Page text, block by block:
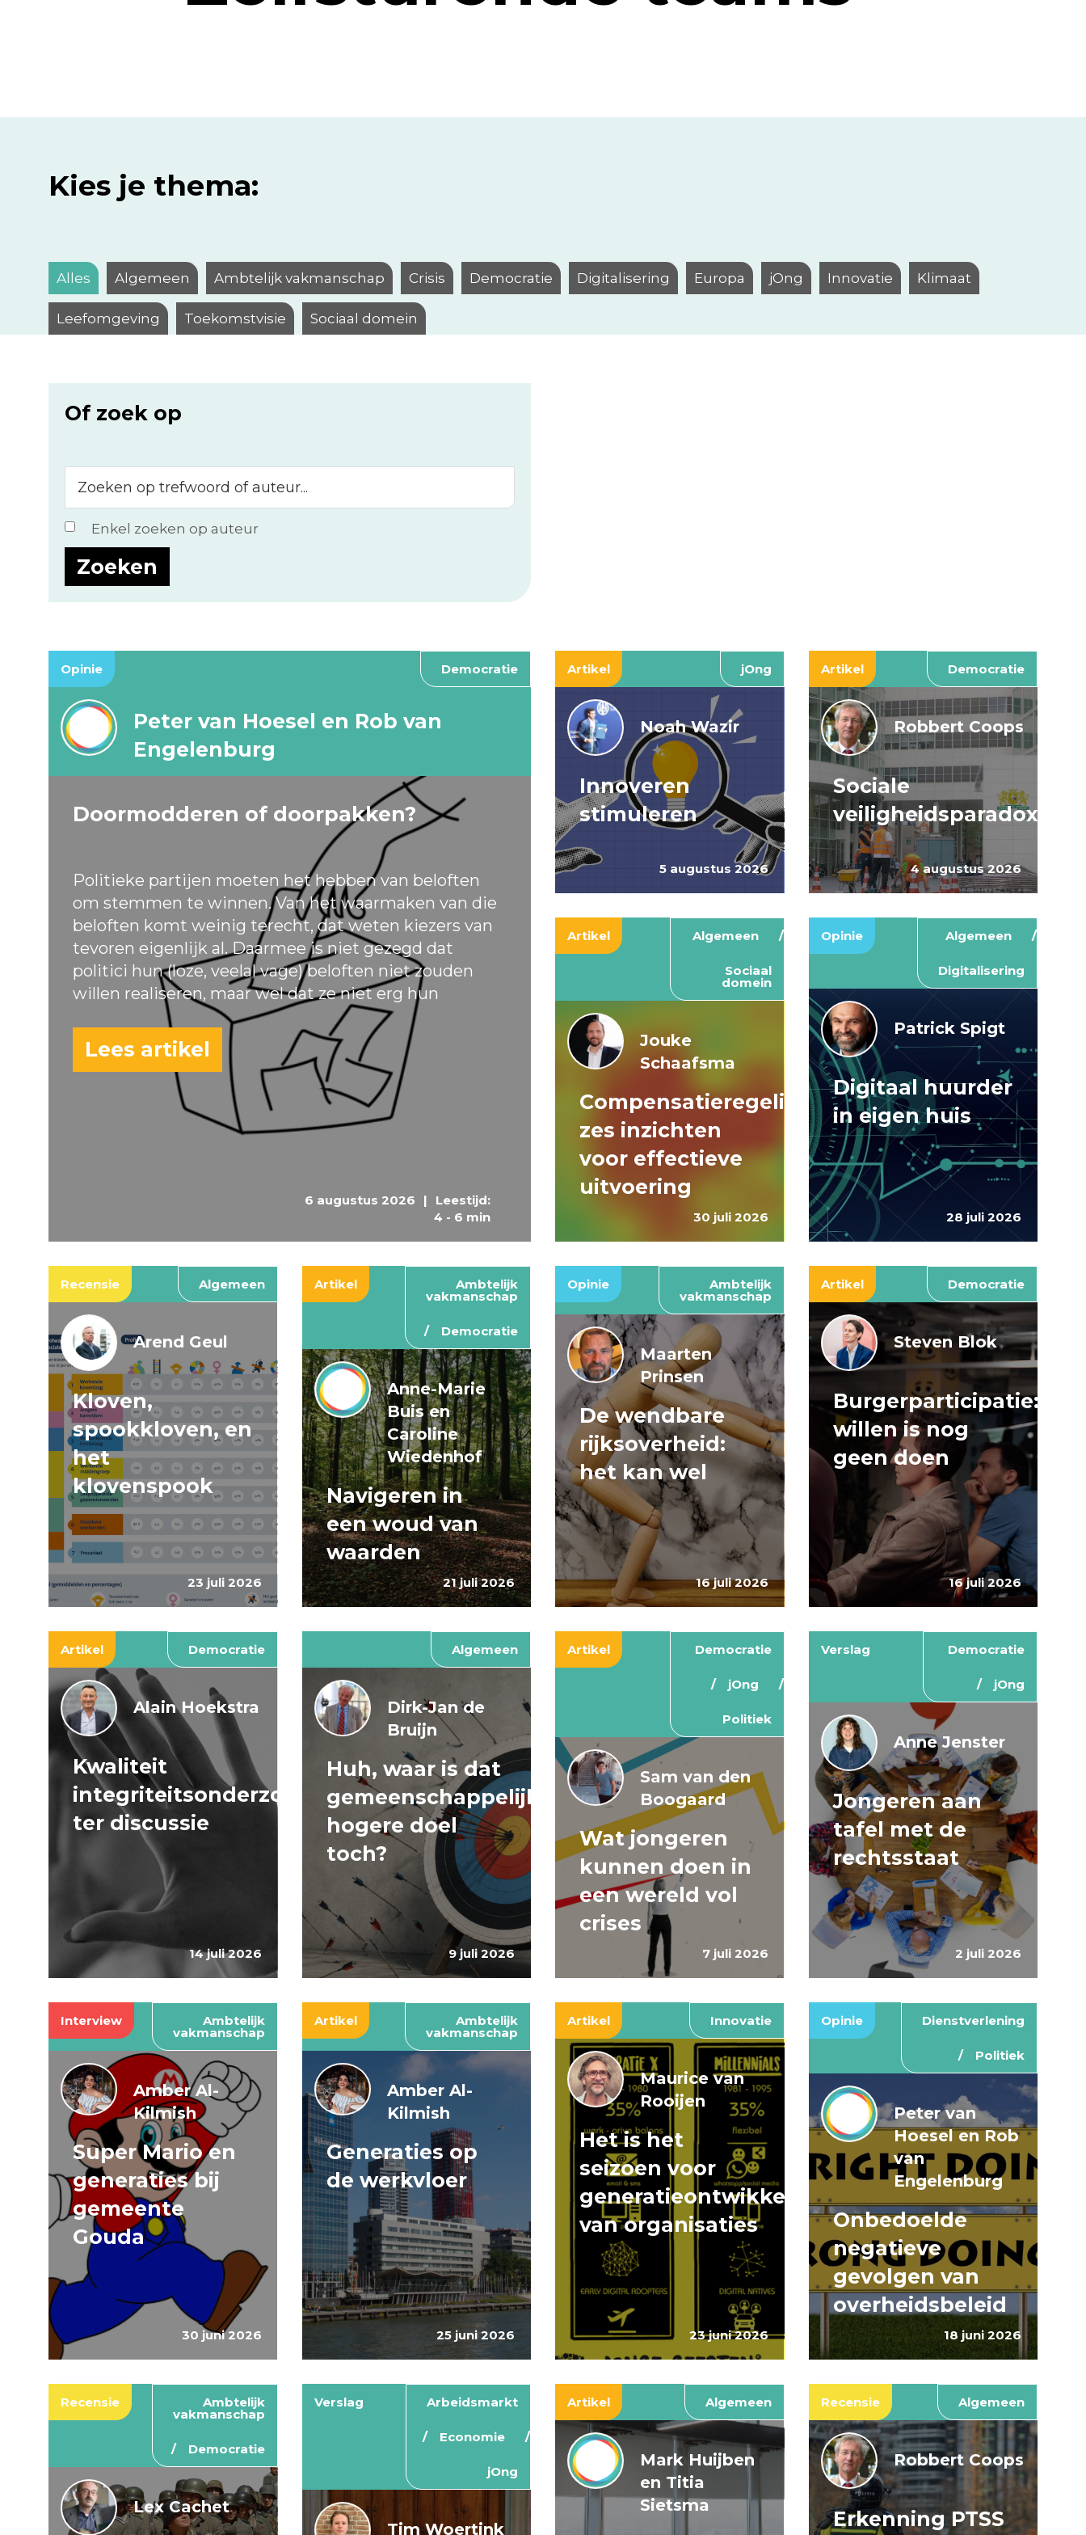
Kies je thema:
Alles Algemeen Ambtelijk vakmanschap Crisis Democratie Digitalisering Europa jOng Innovatie Klimaat
Leefomgeving Toekomstvisie Sociaal domein
Of zoek op
op
trefwoord
of
auteur...
Enkel zoeken op auteur
Opinie Democratie
6 augustus 2026 |
Leestijd:
4 - 6 min
Peter van Hoesel en Rob van
Engelenburg
Doormodderen of doorpakken?
Politieke partijen moeten het hebben van beloften
om stemmen te winnen. Van het waarmaken van die
beloften komt weinig terecht, dat weten kiezers van
tevoren eigenlijk al. Daarmee is niet gezegd dat
politici hun (loze, veelal vage) beloften niet zouden
willen realiseren, maar wel dat ze niet erg hun
Lees artikel
Artikel jOng
5 augustus 2026
Noah Wazir
Innoveren
stimuleren
Artikel Democratie
4 augustus 2026
Robbert Coops
Sociale
veiligheidsparadox
Artikel Algemeen
Sociaal
domein
30 juli 2026
Jouke
Schaafsma
Compensatieregelingen:
zes inzichten
voor effectieve
uitvoering
Opinie Algemeen
Digitalisering
28 juli 2026
Patrick Spigt
Digitaal huurder
in eigen huis
Recensie Algemeen
23 juli 2026
Arend Geul
Kloven,
spookkloven, en
het
klovenspook
Artikel Ambtelijk
vakmanschap
Democratie
21 juli 2026
Anne-Marie
Buis en
Caroline
Wiedenhof
Navigeren in
een woud van
waarden
Opinie Ambtelijk
vakmanschap
16 juli 2026
Maarten
Prinsen
De wendbare
rijksoverheid:
het kan wel
Artikel Democratie
16 juli 2026
Steven Blok
Burgerparticipatie:
willen is nog
geen doen
Artikel Democratie
14 juli 2026
Alain Hoekstra
Kwaliteit
integriteitsonderzoeken
ter discussie
Algemeen
9 juli 2026
Dirk-Jan de
Bruijn
Huh, waar is dat
gemeenschappelijke
hogere doel
toch?
Artikel Democratie
jOng
Politiek
7 juli 2026
Sam van den
Boogaard
Wat jongeren
kunnen doen in
een wereld vol
crises
Verslag Democratie
jOng
2 juli 2026
Anne Jenster
Jongeren aan
tafel met de
rechtsstaat
Interview Ambtelijk
vakmanschap
30 juni 2026
Amber Al-
Kilmish
Super Mario en
generaties bij
gemeente
Gouda
Artikel Ambtelijk
vakmanschap
25 juni 2026
Amber Al-
Kilmish
Generaties op
de werkvloer
Artikel Innovatie
23 juni 2026
Maurice van
Rooijen
Het is het
seizoen voor
generatieontwikkeling
van organisaties
Opinie Dienstverlening
Politiek
18 juni 2026
Peter van
Hoesel en Rob
van
Engelenburg
Onbedoelde
negatieve
gevolgen van
overheidsbeleid
Recensie Ambtelijk
vakmanschap
Democratie
Lex Cachet
Verslag Arbeidsmarkt
Economie
jOng
Tim Woertink
Artikel Algemeen
Mark Huijben
en Titia
Sietsma
Recensie Algemeen
Robbert Coops
Erkenning PTSS